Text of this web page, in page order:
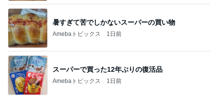
暑すぎて苦でしかないスーパーの買い物
Amebaトピックス 1日前
スーパーで買った12年ぶりの復活品
Amebaトピックス 1日前